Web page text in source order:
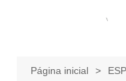
Página inicial